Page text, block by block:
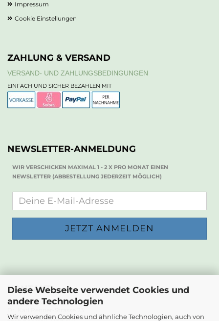
Diese Webseite verwendet Cookies und
andere Technologien
Wir verwenden Cookies und ähnliche Technologien, auch von
Impressum
Cookie Einstellungen
ZAHLUNG & VERSAND
VERSAND- UND ZAHLUNGSBEDINGUNGEN
EINFACH UND SICHER BEZAHLEN MIT
NEWSLETTER-ANMELDUNG
WIR VERSCHICKEN MAXIMAL 1 - 2 X PRO MONAT EINEN
NEWSLETTER (ABBESTELLUNG JEDERZEIT MÖGLICH)
KONTAKT
Die Papierwerkstatt
2232 Deutsch-Wagram